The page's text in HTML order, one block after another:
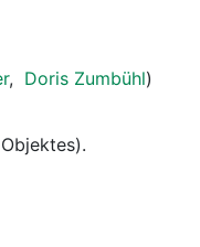
, Doris Zumbühl)